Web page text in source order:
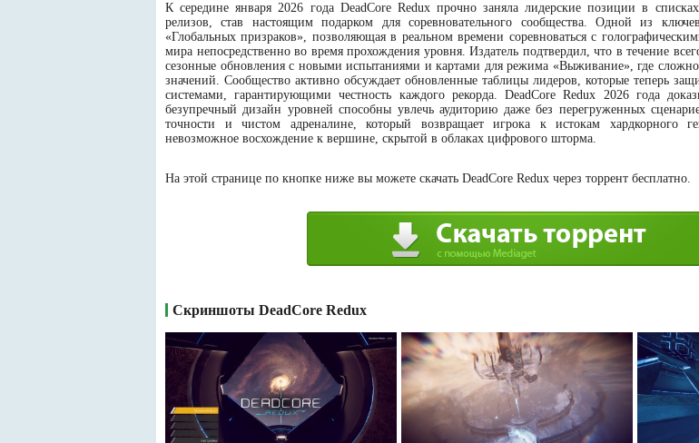
К середине января 2026 года DeadCore Redux прочно заняла лидерские позиции в
релизов, став настоящим подарком для соревновательного сообщества. Одной из
«Глобальных призраков», позволяющая в реальном времени соревноваться с
мира непосредственно во время прохождения уровня. Издатель подтвердил, что в течение
сезонные обновления с новыми испытаниями и картами для режима «Выживание», где
значений. Сообщество активно обсуждает обновленные таблицы лидеров, которые теперь
системами, гарантирующими честность каждого рекорда. DeadCore Redux 2026 года
безупречный дизайн уровней способны увлечь аудиторию даже без перегруженных
точности и чистом адреналине, который возвращает игрока к истокам хардкорного
невозможное восхождение к вершине, скрытой в облаках цифрового шторма.
На этой странице по кнопке ниже вы можете скачать DeadCore Redux через торрент бесплатно.
Скриншоты DeadCore Redux